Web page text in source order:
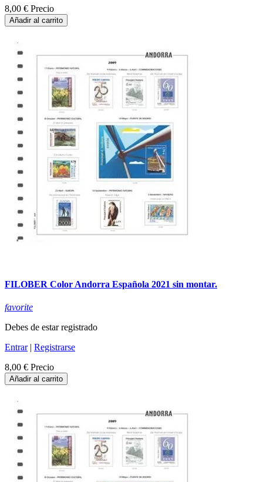
8,00 € Precio
Añadir al carrito
FILOBER Color Andorra Española 2021 sin montar.
favorite
Debes de estar registrado
Entrar| Registrarse
8,00 € Precio
Añadir al carrito